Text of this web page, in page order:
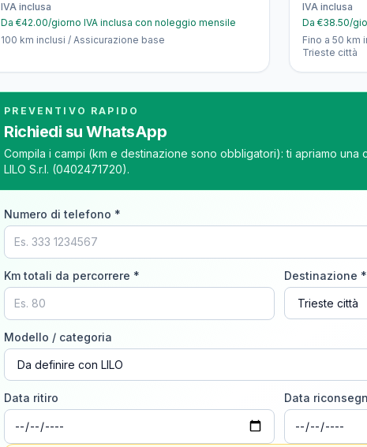
IVA inclusa
Da €42.00/giorno IVA inclusa con noleggio mensile
100 km inclusi / Assicurazione base
IVA inclusa
Da €38.50/
Fino a 50 km
Trieste città
PREVENTIVO RAPIDO
Richiedi su WhatsApp
Compila i campi (km e destinazione sono obbligatori): ti apriamo
LILO S.r.l. (0402471720).
Numero di telefono *
Km totali da percorrere * Destinazione *
Modello / categoria
Data ritiro Data